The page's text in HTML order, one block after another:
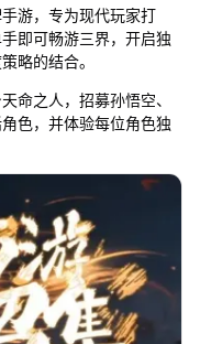
游，专为现代玩家打
即可畅游三界，开启独
略的结合。
命之人，招募孙悟空、
色，并体验每位角色独